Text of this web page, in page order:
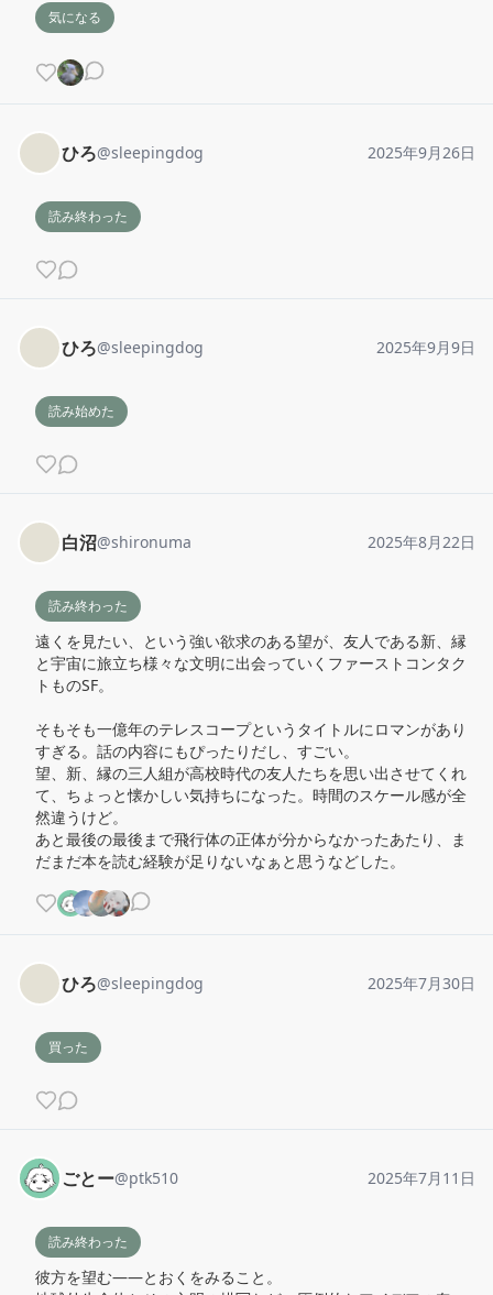
気になる
ひろ@sleepingdog 2025年9月26日
読み終わった
ひろ@sleepingdog 2025年9月9日
読み始めた
白沼@shironuma 2025年8月22日
読み終わった
遠くを見たい、という強い欲求のある望が、友人である新、縁
と宇宙に旅立ち様々な文明に出会っていくファーストコンタク
トものSF。
そもそも一億年のテレスコープというタイトルにロマンがあり
すぎる。話の内容にもぴったりだし、すごい。
望、新、縁の三人組が高校時代の友人たちを思い出させてくれ
て、ちょっと懐かしい気持ちになった。時間のスケール感が全
然違うけど。
あと最後の最後まで飛行体の正体が分からなかったあたり、ま
だまだ本を読む経験が足りないなぁと思うなどした。
ひろ@sleepingdog 2025年7月30日
買った
ごとー@ptk510 2025年7月11日
読み終わった
彼方を望む――とおくをみること。